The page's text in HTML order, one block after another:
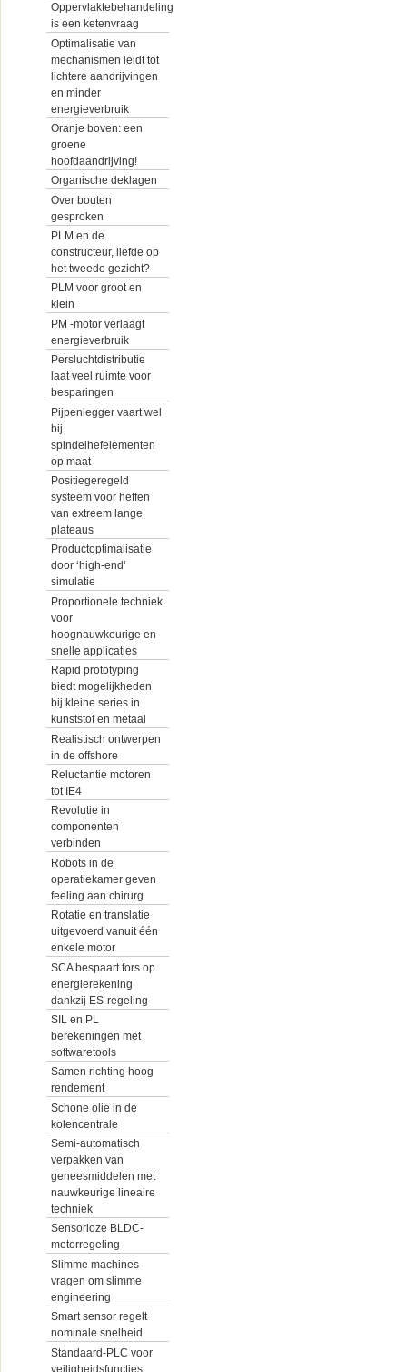
Oppervlaktebehandeling
is een ketenvraag
Optimalisatie van
mechanismen leidt tot
lichtere aandrijvingen
en minder
energieverbruik
Oranje boven: een
groene
hoofdaandrijving!
Organische deklagen
Over bouten
gesproken
PLM en de
constructeur, liefde op
het tweede gezicht?
PLM voor groot en
klein
PM -motor verlaagt
energieverbruik
Persluchtdistributie
laat veel ruimte voor
besparingen
Pijpenlegger vaart wel
bij
spindelhefelementen
op maat
Positiegeregeld
systeem voor heffen
van extreem lange
plateaus
Productoptimalisatie
door ‘high-end’
simulatie
Proportionele techniek
voor
hoognauwkeurige en
snelle applicaties
Rapid prototyping
biedt mogelijkheden
bij kleine series in
kunststof en metaal
Realistisch ontwerpen
in de offshore
Reluctantie motoren
tot IE4
Revolutie in
componenten
verbinden
Robots in de
operatiekamer geven
feeling aan chirurg
Rotatie en translatie
uitgevoerd vanuit één
enkele motor
SCA bespaart fors op
energierekening
dankzij ES-regeling
SIL en PL
berekeningen met
softwaretools
Samen richting hoog
rendement
Schone olie in de
kolencentrale
Semi-automatisch
verpakken van
geneesmiddelen met
nauwkeurige lineaire
techniek
Sensorloze BLDC-
motorregeling
Slimme machines
vragen om slimme
engineering
Smart sensor regelt
nominale snelheid
Standaard-PLC voor
veiligheidsfuncties: